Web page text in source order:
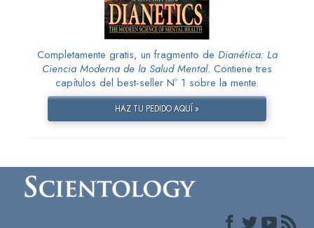
Completamente gratis, un fragmento de Dianética: La
Ciencia Moderna de la Salud Mental. Contiene tres
capítulos del best-seller Nº 1 sobre la mente.
HAZ TU PEDIDO AQUÍ »